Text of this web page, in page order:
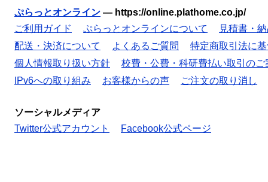
ぷらっとオンライン — https://online.plathome.co.jp/
ご利用ガイド
ぷらっとオンラインについて
見積書・
配送・決済について
よくあるご質問
特定商取引法に
個人情報取り扱い方針
校費・公費・科研費払い取引のご
IPv6への取り組み
お客様からの声 ご注文の取り消し
ソーシャルメディア
Twitter公式アカウント
Facebook公式ページ